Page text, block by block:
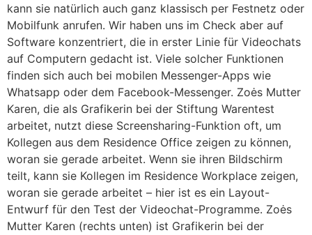
kann sie natürlich auch ganz klassisch per Fest­netz oder
Mobil­funk anrufen. Wir haben uns im Check aber auf
Software konzentriert, die in erster Linie für Video­chats
auf Computern gedacht ist. Viele solcher Funk­tionen
finden sich auch bei mobilen Messenger-Apps wie
Whats­app oder dem Facebook-Messenger. Zoės Mutter
Karen, die als Grafikerin bei der Stiftung Warentest
arbeitet, nutzt diese Screens­haring-Funk­tion oft, um
Kollegen aus dem Residence Office zeigen zu können,
woran sie gerade arbeitet. Wenn sie ihren Bild­schirm
teilt, kann sie Kollegen im Residence Workplace zeigen,
woran sie gerade arbeitet – hier ist es ein Layout-
Entwurf für den Test der Video­chat-Programme. Zoės
Mutter Karen (rechts unten) ist Grafikerin bei der